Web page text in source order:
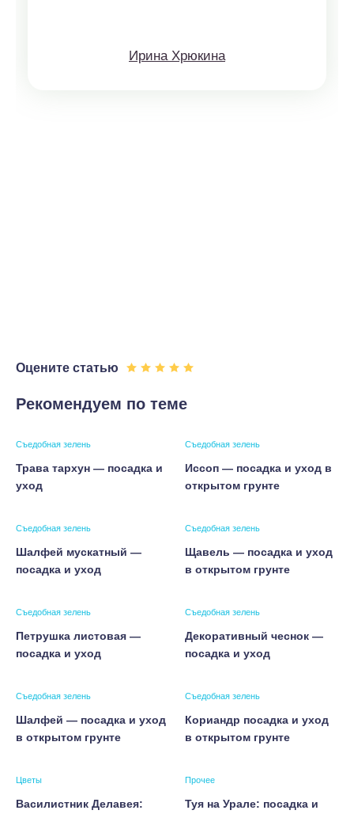
Ирина Хрюкина
Оцените статью
Рекомендуем по теме
Съедобная зелень
Трава тархун — посадка и
уход
Съедобная зелень
Иссоп — посадка и уход в
открытом грунте
Съедобная зелень
Шалфей мускатный —
посадка и уход
Съедобная зелень
Щавель — посадка и уход
в открытом грунте
Съедобная зелень
Петрушка листовая —
посадка и уход
Съедобная зелень
Декоративный чеснок —
посадка и уход
Съедобная зелень
Шалфей — посадка и уход
в открытом грунте
Съедобная зелень
Кориандр посадка и уход
в открытом грунте
Цветы
Василистник Делавея:
Прочее
Туя на Урале: посадка и